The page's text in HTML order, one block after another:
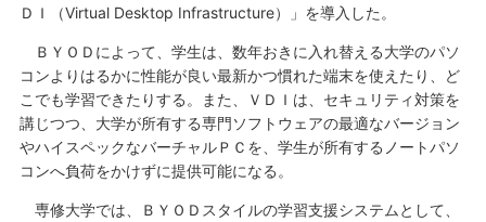
ＤＩ（Virtual Desktop Infrastructure）」を導入した。
ＢＹＯＤによって、学生は、数年おきに入れ替える大学のパソ
コンよりはるかに性能が良い最新かつ慣れた端末を使えたり、ど
こでも学習できたりする。また、ＶＤＩは、セキュリティ対策を
講じつつ、大学が所有する専門ソフトウェアの最適なバージョン
やハイスペックなバーチャルＰＣを、学生が所有するノートパソ
コンへ負荷をかけずに提供可能になる。
専修大学では、ＢＹＯＤスタイルの学習支援システムとして、